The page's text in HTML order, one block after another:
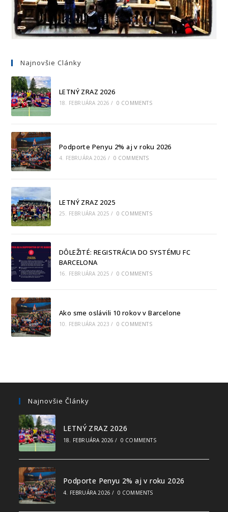
Najnovšie Clánky
LETNÝ ZRAZ 2026
18. FEBRUÁRA 2026 / 0 COMMENTS
Podporte Penyu 2% aj v roku 2026
4. FEBRUÁRA 2026 / 0 COMMENTS
LETNÝ ZRAZ 2025
25. FEBRUÁRA 2025 / 0 COMMENTS
DÔLEŽITÉ: REGISTRÁCIA DO SYSTÉMU FC
BARCELONA
16. FEBRUÁRA 2025 / 0 COMMENTS
Ako sme oslávili 10 rokov v Barcelone
10. FEBRUÁRA 2023 / 0 COMMENTS
Najnovšie Články
LETNÝ ZRAZ 2026
18. FEBRUÁRA 2026 / 0 COMMENTS
Podporte Penyu 2% aj v roku 2026
4. FEBRUÁRA 2026 / 0 COMMENTS